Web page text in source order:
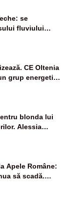
se
fluviului
CE Oltenia
grup energetic
blonda lui
Alessia
Apele Române:
să scadă.
în 4 zile